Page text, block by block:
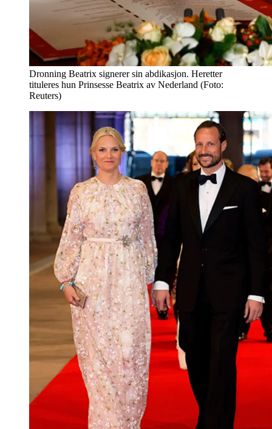
Dronning Beatrix signerer sin abdikasjon. Heretter
tituleres hun Prinsesse Beatrix av Nederland (Foto:
Reuters)